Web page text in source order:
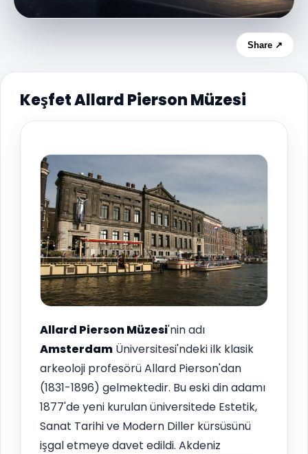
Share ↗
Keşfet Allard Pierson Müzesi
Allard Pierson Müzesi'nin adı
Amsterdam Üniversitesi'ndeki ilk klasik
arkeoloji profesörü Allard Pierson'dan
(1831-1896) gelmektedir. Bu eski din adamı
1877'de yeni kurulan üniversitede Estetik,
Sanat Tarihi ve Modern Diller kürsüsünü
işgal etmeye davet edildi. Akdeniz